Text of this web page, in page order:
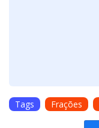
Tags Frações